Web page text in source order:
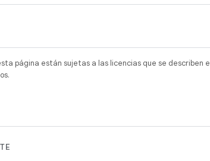
página están sujetas a las licencias que se describen